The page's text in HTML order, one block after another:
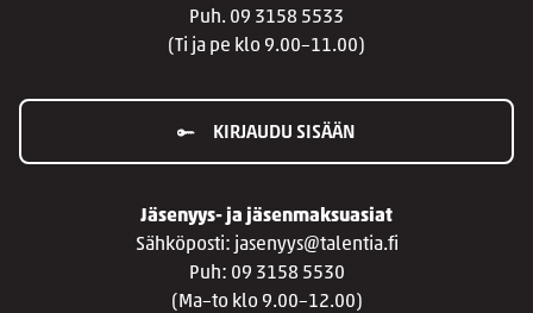
Puh. 09 3158 5533
(Ti ja pe klo 9.00–11.00)
KIRJAUDU SISÄÄN
Jäsenyys- ja jäsenmaksuasiat
Sähköposti: jasenyys@talentia.fi
Puh: 09 3158 5530
(Ma–to klo 9.00–12.00)